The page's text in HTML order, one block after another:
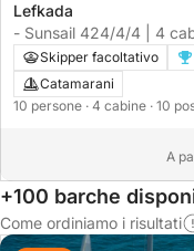
Lefkada
- Sunsail 424/4/4 | 4
Skipper facoltativo
Catamarani
10 persone · 4 cabine · 10
A
+100 barche
Come ordiniamo i risultati